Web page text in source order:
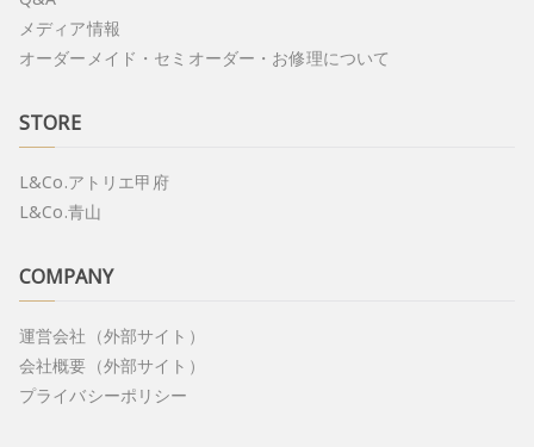
メディア情報
オーダーメイド・セミオーダー・お修理について
STORE
L&Co.アトリエ甲府
L&Co.青山
COMPANY
運営会社（外部サイト）
会社概要（外部サイト）
プライバシーポリシー